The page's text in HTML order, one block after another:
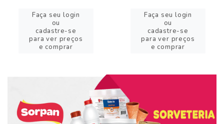
Faça seu login
ou
cadastre-se
para ver preços
e comprar
Faça seu login
ou
cadastre-se
para ver preços
e comprar